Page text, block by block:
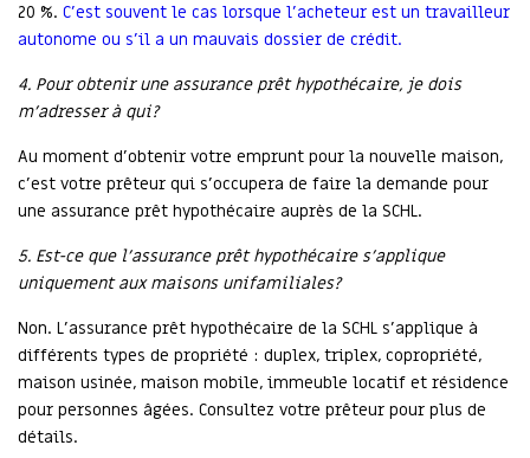
20 %. C’est souvent le cas lorsque l’acheteur est un travailleur
autonome ou s’il a un mauvais dossier de crédit.
4. Pour obtenir une assurance prêt hypothécaire, je dois
m’adresser à qui?
Au moment d’obtenir votre emprunt pour la nouvelle maison,
c’est votre prêteur qui s’occupera de faire la demande pour
une assurance prêt hypothécaire auprès de la SCHL.
5. Est-ce que l’assurance prêt hypothécaire s’applique
uniquement aux maisons unifamiliales?
Non. L’assurance prêt hypothécaire de la SCHL s’applique à
différents types de propriété : duplex, triplex, copropriété,
maison usinée, maison mobile, immeuble locatif et résidence
pour personnes âgées. Consultez votre prêteur pour plus de
détails.